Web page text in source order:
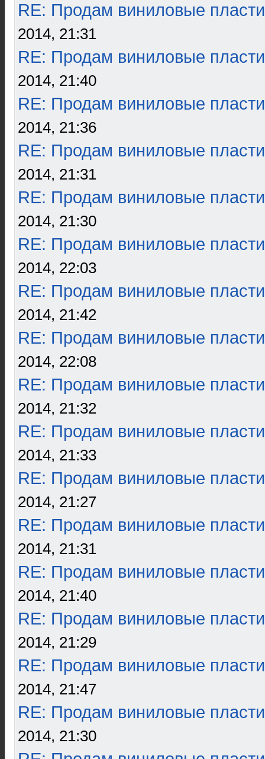
RE: Продам виниловые
2014, 21:31
RE: Продам виниловые
2014, 21:40
RE: Продам виниловые
2014, 21:36
RE: Продам виниловые
2014, 21:31
RE: Продам виниловые
2014, 21:30
RE: Продам виниловые
2014, 22:03
RE: Продам виниловые
2014, 21:42
RE: Продам виниловые
2014, 22:08
RE: Продам виниловые
2014, 21:32
RE: Продам виниловые
2014, 21:33
RE: Продам виниловые
2014, 21:27
RE: Продам виниловые
2014, 21:31
RE: Продам виниловые
2014, 21:40
RE: Продам виниловые
2014, 21:29
RE: Продам виниловые
2014, 21:47
RE: Продам виниловые
2014, 21:30